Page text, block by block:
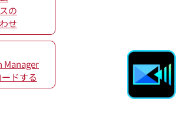
の
せ
Manager
ドする